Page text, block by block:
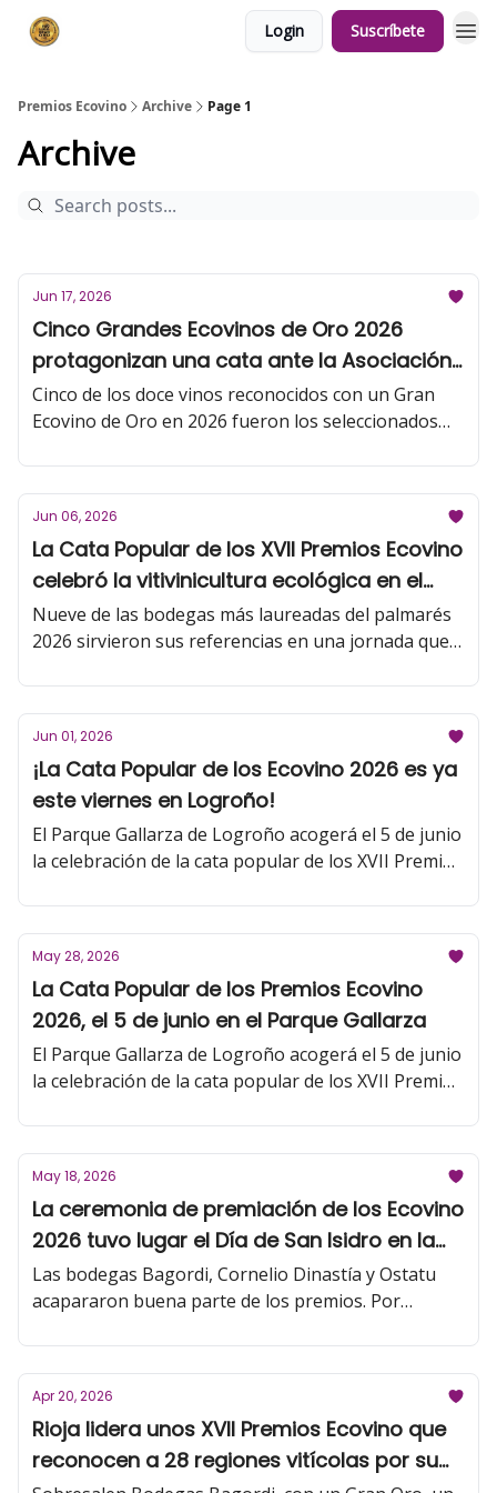
Login Suscríbete
Premios Ecovino Archive Page 1
Archive
Jun 17, 2026
Cinco Grandes Ecovinos de Oro 2026
protagonizan una cata ante la Asociación
de Enólogos de Rioja (AER)
Cinco de los doce vinos reconocidos con un Gran
Ecovino de Oro en 2026 fueron los seleccionados
Vella Rosado 2025, Ostatu Tinto 2025, Jairus 2021 y
Bagordi Gran Reserva 2015. La sesión estuvo
conducida por Antonio Palacios, presidente del
jurado de los Premios Ecovino y profesor de
Análisis Sensorial de la Universidad de La Rioja, y
presentada por Iñigo Crespo, director del concurso.
Jun 06, 2026
La Cata Popular de los XVII Premios Ecovino
celebró la vitivinicultura ecológica en el
centro de Logroño
Nueve de las bodegas más laureadas del palmarés
2026 sirvieron sus referencias en una jornada que
vitivinicultura sostenible. El 17 de junio se
presentarán algunos de los Grandes Ecovinos de
Oro 2026 en la Universidad de La Rioja para socios
de la Asociación de Enólogos de Rioja.
Jun 01, 2026
¡La Cata Popular de los Ecovino 2026 es ya
este viernes en Logroño!
El Parque Gallarza de Logroño acogerá el 5 de junio
la celebración de la cata popular de los XVII Premios
algunos de los mejores vinos ecológicos del
momento, premiados en el mayor concurso de
vinos ‘bio’ de España.
May 28, 2026
La Cata Popular de los Premios Ecovino
2026, el 5 de junio en el Parque Gallarza
El Parque Gallarza de Logroño acogerá el 5 de junio
la celebración de la cata popular de los XVII Premios
algunos de los mejores vinos ecológicos del
momento, premiados en el mayor concurso de
vinos ‘bio’ de España.
May 18, 2026
La ceremonia de premiación de los Ecovino
2026 tuvo lugar el Día de San Isidro en la
Universidad de La Rioja
Las bodegas Bagordi, Cornelio Dinastía y Ostatu
acapararon buena parte de los premios. Por
Oros, 2 Premios Especiales, 14 Oros y 9 Platas. La
tradicional cata popular será el viernes 5 de junio
en el Parque Gallarza de Logroño.
Apr 20, 2026
Rioja lidera unos XVII Premios Ecovino que
reconocen a 28 regiones vitícolas por su